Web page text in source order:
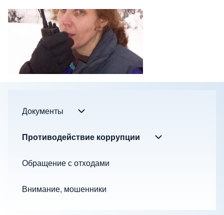
Footer menu
Документы
Документы sub-navigation
Противодействие коррупции
Обращение с отходами
Внимание, мошенники